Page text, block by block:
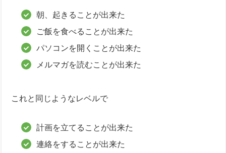
朝、起きることが出来た
ご飯を食べることが出来た
パソコンを開くことが出来た
メルマガを読むことが出来た
これと同じようなレベルで
計画を立てることが出来た
連絡をすることが出来た